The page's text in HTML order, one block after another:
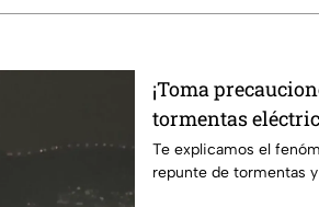
¡Toma
tormentas
en Acapulco
Te explicamos el
repunte de tormentas